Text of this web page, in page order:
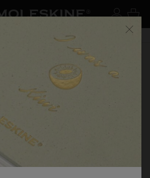
登入
購
幣 399元 即享免費送貨服務 關閉